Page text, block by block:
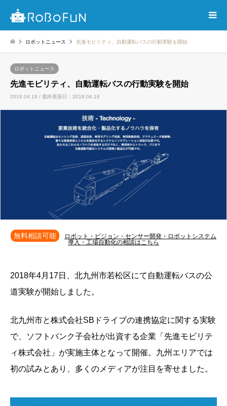
ロボットニュース 先進モビリティ、自動運転バスの行動実験を開始
ロボットニュース
先進モビリティ、自動運転バスの行動実験を開始
2018.04.18 / 最終更新日：2018.04.18
無料相談可能
ロボット・ビジョン・センサー開発・ロボットシステム
導入・工場自動化の相談はこちら
2018年4月17日、北九州市若松区にて自動運転バスの公
道実験が開始しました。
北九州市と株式会社SBドライブの連携協定に関する実験
で、ソフトバンク子会社が出資する企業「先進モビリテ
ィ株式会社」が実施主体となって開催。九州エリアでは
初の試みとあり、多くのメディアが注目を寄せました。